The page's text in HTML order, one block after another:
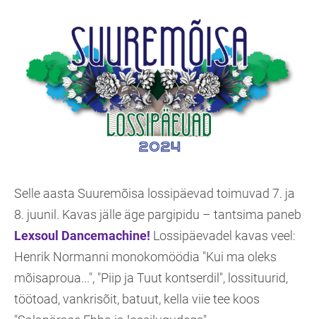
Selle aasta Suuremõisa lossipäevad toimuvad 7. ja
8. juunil. Kavas jälle äge pargipidu – tantsima paneb
Lexsoul Dancemachine! Lossipäevadel kavas veel:
Henrik Normanni monokomöödia "Kui ma oleks
mõisaproua...", "Piip ja Tuut kontserdil", lossituurid,
töötoad, vankrisõit, batuut, kella viie tee koos